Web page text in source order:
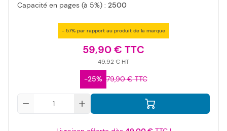
Capacité en pages (à 5%) : 2500
- 57% par rapport au produit de la marque
59,90 €
49,92 €
-25% 79,90 €